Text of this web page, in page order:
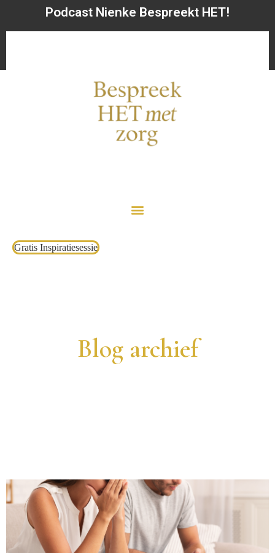
Podcast Nienke Bespreekt HET!
Gratis Inspiratiesessie
Blog archief